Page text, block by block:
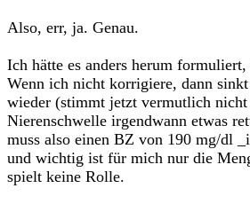
Also, err, ja. Genau.
Ich hätte es anders herum formuliert,
Wenn ich nicht korrigiere, dann
wieder (stimmt jetzt vermutlich
Nierenschwelle irgendwann etwas
muss also einen BZ von 190 mg/dl
und wichtig ist für mich nur die
spielt keine Rolle.